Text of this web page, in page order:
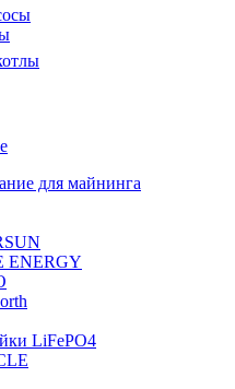
для майнинга
ENERGY
LiFePO4